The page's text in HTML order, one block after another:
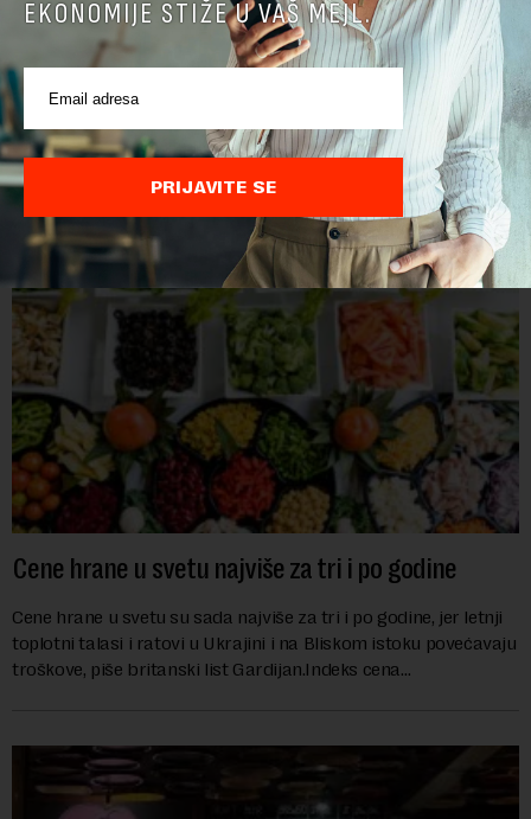
POVEZANI SADRŽAJI
Cene hrane u svetu najviše za tri i po godine
Cene hrane u svetu su sada najviše za tri i po godine, jer letnji
toplotni talasi i ratovi u Ukrajini i na Bliskom istoku povećavaju
troškove, piše britanski list Gardijan.Indeks cena
EKONOMIJE STIŽE U VAŠ MEJL.
PRIJAVITE SE